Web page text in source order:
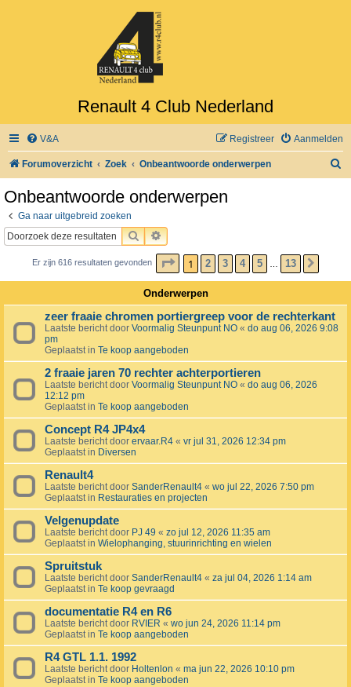
Renault 4 Club Nederland
V&A Aanmelden
Registreer
Forumoverzicht Zoek Onbeantwoorde onderwerpen
Onbeantwoorde onderwerpen
Ga naar uitgebreid zoeken
ZOEKUITGEBREID ZOEKEN
Er zijn 616 resultaten gevonden PAGINA VAN 13
1 2 3 4 5 13
Onderwerpen
zeer fraaie chromen portiergreep voor de rechterkant
Laatste bericht door Voormalig Steunpunt NO « do aug 06, 2026 9:08
pm
Geplaatst in Te koop aangeboden
2 fraaie jaren 70 rechter achterportieren
Laatste bericht door Voormalig Steunpunt NO « do aug 06, 2026
12:12 pm
Geplaatst in Te koop aangeboden
Concept R4 JP4x4
Laatste bericht door ervaar.R4 « vr jul 31, 2026 12:34 pm
Geplaatst in Diversen
Renault4
Laatste bericht door SanderRenault4 « wo jul 22, 2026 7:50 pm
Geplaatst in Restauraties en projecten
Velgenupdate
Laatste bericht door PJ 49 « zo jul 12, 2026 11:35 am
Geplaatst in Wielophanging, stuurinrichting en wielen
Spruitstuk
Laatste bericht door SanderRenault4 « za jul 04, 2026 1:14 am
Geplaatst in Te koop gevraagd
documentatie R4 en R6
Laatste bericht door RVIER « wo jun 24, 2026 11:14 pm
Geplaatst in Te koop aangeboden
R4 GTL 1.1. 1992
Laatste bericht door Holtenlon « ma jun 22, 2026 10:10 pm
Geplaatst in Te koop aangeboden